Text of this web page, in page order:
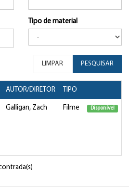
Tipo de material
LIMPAR PESQUISAR
AUTOR/DIRETOR TIPO
Galligan, Zach Filme Disponível